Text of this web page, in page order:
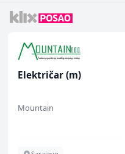
Električar (m)
Mountain